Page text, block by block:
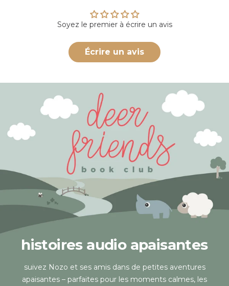
Soyez le premier à écrire un avis
Écrire un avis
histoires audio apaisantes
suivez Nozo et ses amis dans de petites aventures
apaisantes – parfaites pour les moments calmes, les